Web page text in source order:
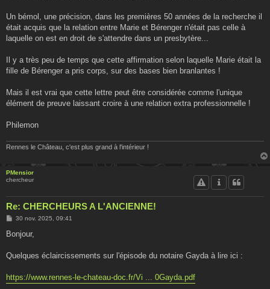
Un bémol, une précision, dans les premières 50 années de la recherche il
était acquis que la relation entre Marie et Bérenger n'était pas celle à
laquelle on est en droit de s'attendre dans un presbytère...
Il y a très peu de temps que cette affirmation selon laquelle Marie était la
fille de Bérenger a pris corps, sur des bases bien branlantes !
Mais il est vrai que cette lettre peut être considérée comme l'unique
élément de preuve laissant croire à une relation extra professionnelle !
Philemon
Rennes le Château, c'est plus grand à l'intérieur !
PMensior
chercheur
Re: CHERCHEURS A L'ANCIENNE!
M
s
g
30 nov. 2025, 09:41
Bonjour,
Quelques éclaircissements sur l'épisode du notaire Gayda à lire ici :
https://www.rennes-le-chateau-doc.fr/Vi ... 0Gayda.pdf